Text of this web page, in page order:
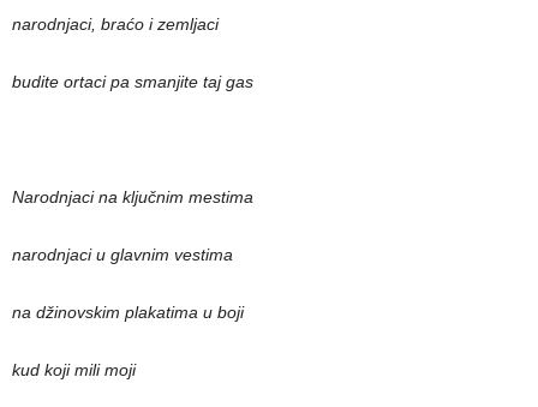
narodnjaci, braćo i zemljaci
budite ortaci pa smanjite taj gas
Narodnjaci na ključnim mestima
narodnjaci u glavnim vestima
na džinovskim plakatima u boji
kud koji mili moji